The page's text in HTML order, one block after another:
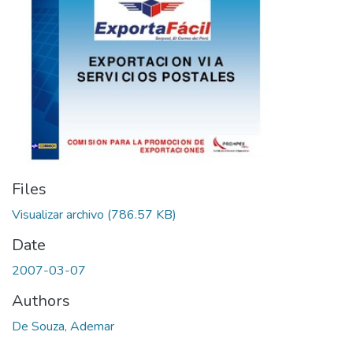
Files
Visualizar archivo (786.57 KB)
Date
2007-03-07
Authors
De Souza, Ademar